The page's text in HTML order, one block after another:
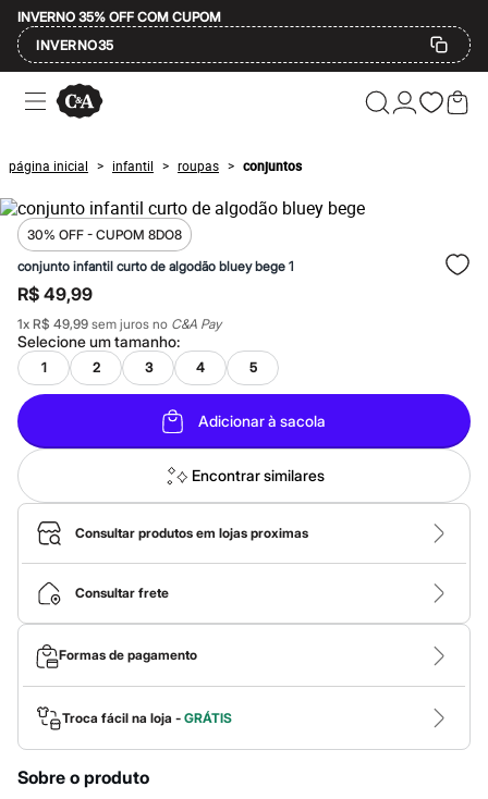
INVERNO 35% OFF COM CUPOM
INVERNO35
Ofertas
Compre por Departamento
Masculino
Infantil
Calçados
Mindse7
Plus Size
Até 20% off
Até 40% off
Até 60% off
A partir de 60% off
Feminino
Em alta
Inverno
Alfaiataria
Novidades
Roupas
Blusas e Camisetas
Básicos
Calças
Casacos e Jaquetas
Jeans
Macacões
Saias
Shorts e Bermudas
Vestidos
Acessórios
Bolsas
Bonés e Chapéus
Bijoux
Cintos
Óculos
Relógios
Calçados
Botas
página inicial > infantil > roupas > conjuntos
30% OFF - CUPOM 8DO8
conjunto infantil curto de algodão bluey bege 1
R$ 49,99
1x R$ 49,99 sem juros no C&A Pay
Selecione umtamanho:
1 2 3 4 5
Adicionar à sacola
Encontrar similares
Consultar produtos em lojas proximas
Consultar frete
Formas de pagamento
Troca fácil na loja - GRÁTIS
Sobre o produto